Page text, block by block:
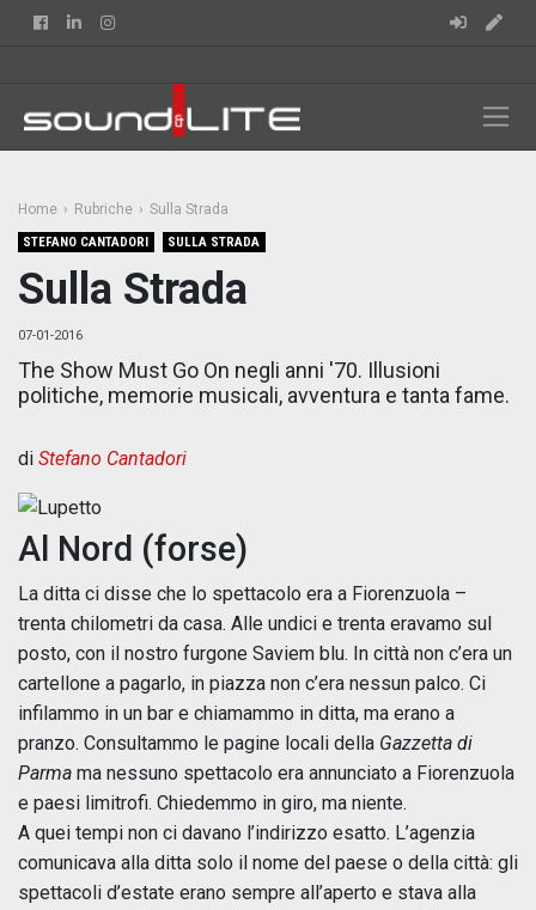
FacebookLinkedin
Home Rubriche Sulla Strada
STEFANO CANTADORI SULLA STRADA
Sulla Strada
07-01-2016
The Show Must Go On negli anni '70. Illusioni
politiche, memorie musicali, avventura e tanta fame.
di Stefano Cantadori
Al Nord (forse)
La ditta ci disse che lo spettacolo era a Fiorenzuola –
trenta chilometri da casa. Alle undici e trenta eravamo sul
posto, con il nostro furgone Saviem blu. In città non c’era un
cartellone a pagarlo, in piazza non c’era nessun palco. Ci
infilammo in un bar e chiamammo in ditta, ma erano a
pranzo. Consultammo le pagine locali della Gazzetta di
Parma ma nessuno spettacolo era annunciato a Fiorenzuola
e paesi limitrofi. Chiedemmo in giro, ma niente.
A quei tempi non ci davano l’indirizzo esatto. L’agenzia
comunicava alla ditta solo il nome del paese o della città: gli
spettacoli d’estate erano sempre all’aperto e stava alla